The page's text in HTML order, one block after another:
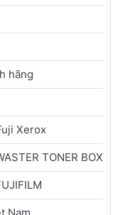
hãng
Xerox
TONER BOX
Nam